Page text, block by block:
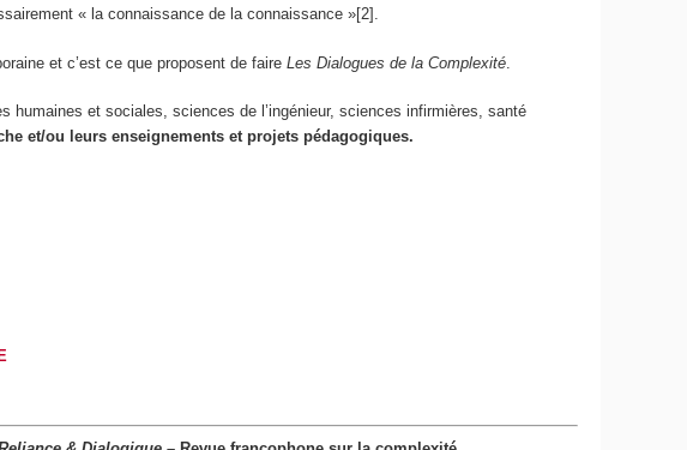
« la connaissance de la connaissance »[2].
et c’est ce que proposent de faireLes Dialogues de la Complexité
humaines et sociales, sciences de l’ingénieur, sciences infirmières, santé
et/ou leurs enseignements et projets pédagogiques.